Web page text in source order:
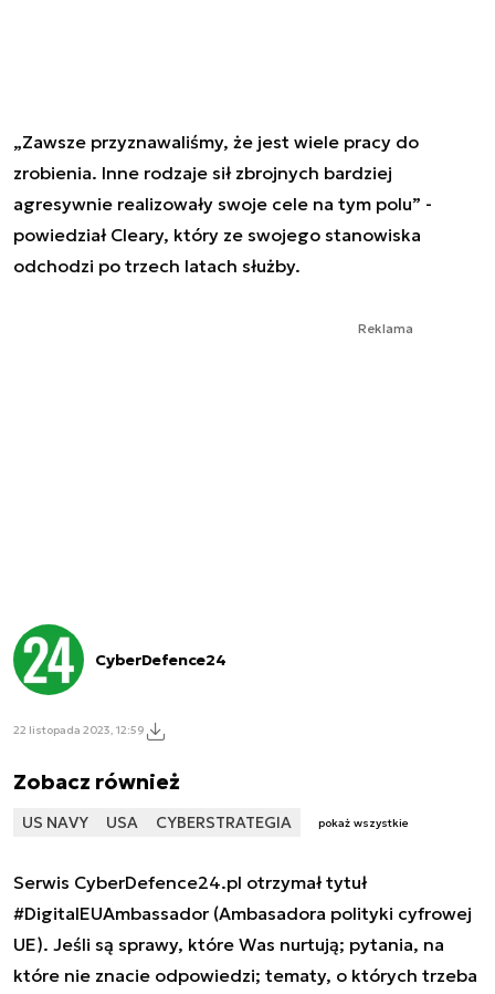
„Zawsze przyznawaliśmy, że jest wiele pracy do
zrobienia. Inne rodzaje sił zbrojnych bardziej
agresywnie realizowały swoje cele na tym polu” -
powiedział Cleary, który ze swojego stanowiska
odchodzi po trzech latach służby.
Reklama
CyberDefence24
22 listopada 2023, 12:59
Zobacz również
US NAVY USA CYBERSTRATEGIA pokaż wszystkie
Serwis CyberDefence24.pl otrzymał tytuł
#DigitalEUAmbassador (Ambasadora polityki cyfrowej
UE). Jeśli są sprawy, które Was nurtują; pytania, na
które nie znacie odpowiedzi; tematy, o których trzeba